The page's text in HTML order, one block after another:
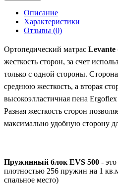
Описание
Характеристики
Отзывы (0)
Ортопедический матрас Levante
жесткость сторон, за счет
только с одной стороны.
среднюю жесткость, а вторая
высокоэлластичная пена
Разная жесткость сторон
максимально удобную сторону
Пружинный блок EVS 500 -
плотностью 256 пружин на 1
спальное место)